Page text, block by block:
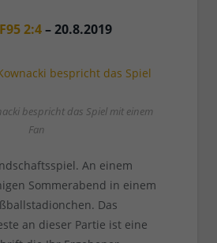
2:4– 20.8.2019
bespricht das Spiel mit einem
Fan
An einem
Sommerabend in einem
Das
an dieser Partie ist eine